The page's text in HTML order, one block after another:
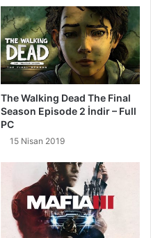
The Walking Dead The Final
Season Episode 2 İndir – Full
PC
15 Nisan 2019